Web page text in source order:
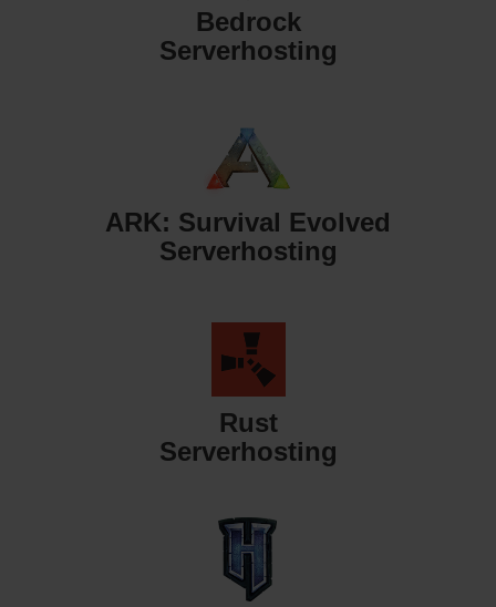
Bedrock
Serverhosting
ARK: Survival Evolved
Serverhosting
Rust
Serverhosting